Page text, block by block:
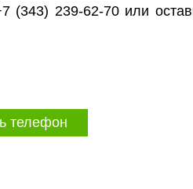
(343) 239-62-70 или
телефон